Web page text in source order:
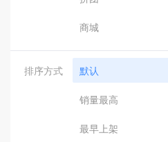
商城
排序方式 默认
销量最高
最早上架